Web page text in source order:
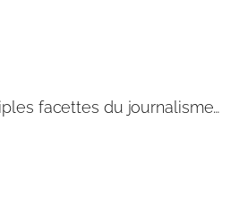
facettes du journalisme…